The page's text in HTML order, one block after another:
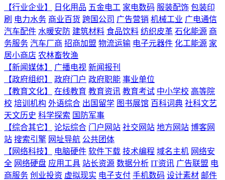
【行业企业】
日化用品 五金电工 家电数码 服装配饰 包装印
刷 电力水务 商业百货 跨国公司 广告营销 机械工业 广电通信
汽车配件 水暖安防 建筑材料 食品饮料 纺织皮革 石化能源 商
务服务 汽车厂商 招商加盟 物流运输 电子元器件 化工能源 家
居小商店 农林畜牧渔
【新闻媒体】
广播电视 新闻报刊
【政府组织】
政府门户 政府职能 事业单位
【教育文化】
在线教育 教育资讯 教育考试 中小学校 高等院
校 培训机构 外语综合 出国留学 图书展馆 百科词典 社科文艺
天文历史 科学探索 国防军事
【综合其它】
论坛综合 门户网站 社交网站 地方网站 博客网
站 搜索引擎 网址导航 公共团体
【网络科技】
电脑硬件 软件下载 技术编程 域名主机 网络安
全 网络硬盘 应用工具 站长资源 数据分析 IT资讯 广告联盟 电
商服务 创业投资 虚拟现实 电子支付 手机数码 设计素材 邮件